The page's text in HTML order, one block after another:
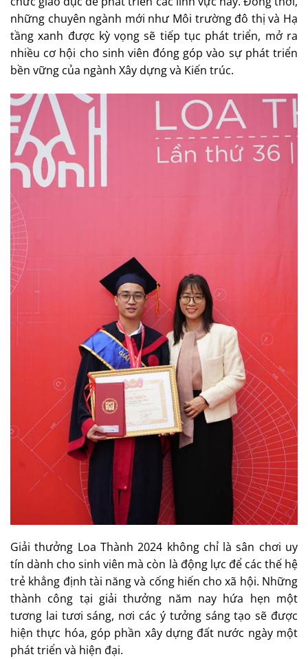
những chuyên ngành mới như Môi trường đô thị và Hạ
tầng xanh được kỳ vọng sẽ tiếp tục phát triển, mở ra
nhiều cơ hội cho sinh viên đóng góp vào sự phát triển
bền vững của ngành Xây dựng và Kiến trúc.
Giải thưởng Loa Thành 2024 không chỉ là sân chơi uy
tín dành cho sinh viên mà còn là động lực để các thế hệ
trẻ khẳng định tài năng và cống hiến cho xã hội. Những
thành công tại giải thưởng năm nay hứa hẹn một
tương lai tươi sáng, nơi các ý tưởng sáng tạo sẽ được
hiện thực hóa, góp phần xây dựng đất nước ngày một
phát triển và hiện đại.​